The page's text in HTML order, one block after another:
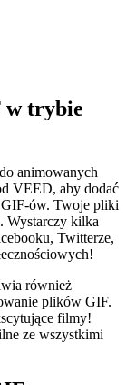
w trybie
animowanych
VEED, aby dodać
ów. Twoje pliki
Wystarczy kilka
Twitterze,
również
plików GIF.
filmy!
ze wszystkimi